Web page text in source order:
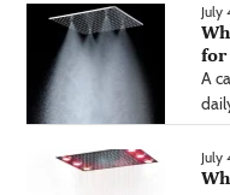
July
for
A
July